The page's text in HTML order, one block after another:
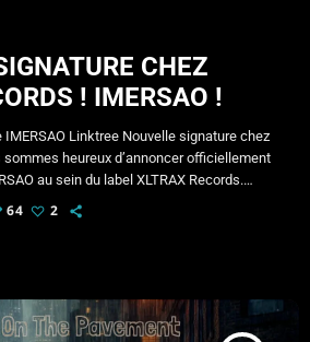
CHEZ
! IMERSAO !
Linktree Nouvelle signature chez
sommes heureux d’annoncer officiellement
au sein du label XLTRAX Records.
inspiré des sonorités ancestrales et
créant une expérience sonore
64 2